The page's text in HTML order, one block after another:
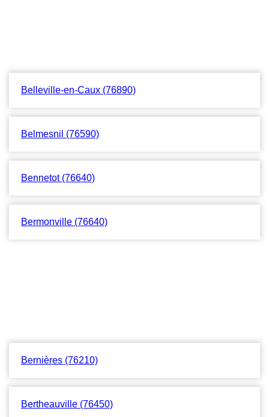
Belleville-en-Caux (76890)
Belmesnil (76590)
Bennetot (76640)
Bermonville (76640)
Bernières (76210)
Bertheauville (76450)